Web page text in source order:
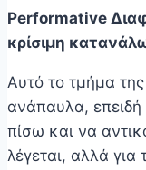
Performative
κρίσιμη
Αυτό το τμήμα της
ανάπαυλα, επειδή
πίσω και να
λέγεται, αλλά για